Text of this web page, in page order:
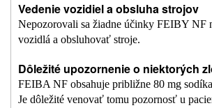
Vedenie vozidiel a obsluha strojov
Nepozorovali sa žiadne účinky FEIBY NF
vozidlá a obsluhovať stroje.
Dôležité upozornenie o niektorých
FEIBA NF obsahuje približne 80 mg
Je dôležité venovať tomu pozornosť u